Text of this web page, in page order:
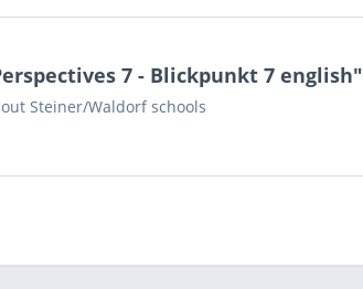
7 - Blickpunkt 7 english"
Steiner/Waldorf schools